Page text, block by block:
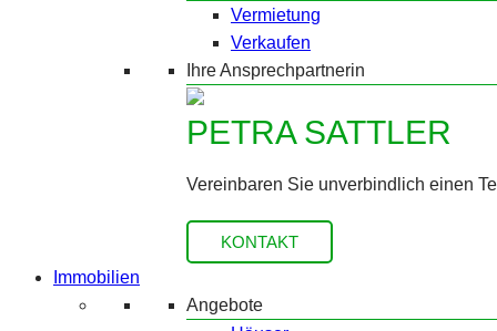
Vermietung
Verkaufen
Ihre Ansprechpartnerin
PETRA SATTLER
Vereinbaren Sie unverbindlich einen
KONTAKT
Immobilien
Angebote